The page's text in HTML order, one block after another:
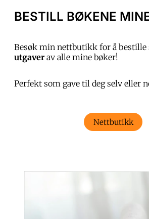
BESTILL BØKENE
Besøk min nettbutikk for å bestille
utgaverav alle mine bøker!
Perfekt som gave til deg selv eller
Nettbutikk